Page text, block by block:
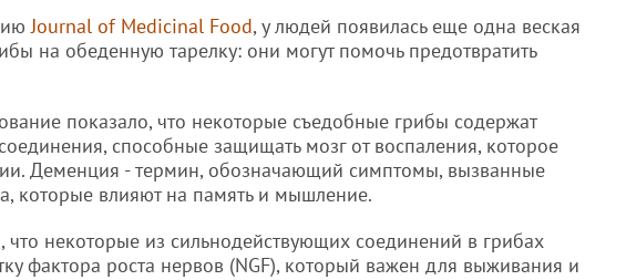
Journal of Medicinal Food, у людей появилась еще одна веская
на обеденную тарелку: они могут помочь предотвратить
показало, что некоторые съедобные грибы содержат
способные защищать мозг от воспаления, которое
Деменция - термин, обозначающий симптомы, вызванные
которые влияют на память и мышление.
что некоторые из сильнодействующих соединений в грибах
фактора роста нервов (NGF), который важен для выживания и